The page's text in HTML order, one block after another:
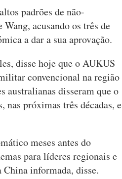
padrões de não-
acusando os três de
a dar a sua aprovação.
disse hoje que o AUKUS
convencional na região
australianas disseram que o
próximas três décadas, e
meses antes do
para líderes regionais e
informada, disse.